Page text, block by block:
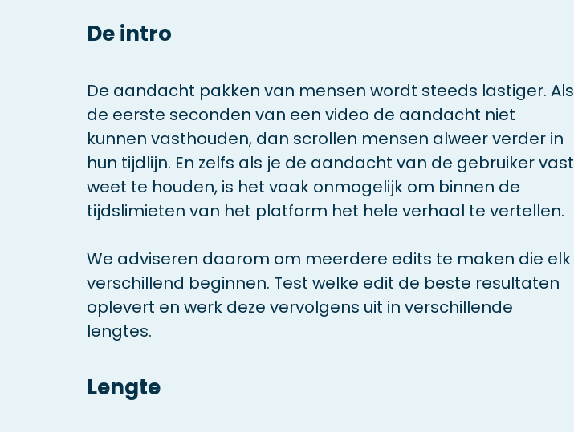
De intro
De aandacht pakken van mensen wordt steeds lastiger. Als
de eerste seconden van een video de aandacht niet
kunnen vasthouden, dan scrollen mensen alweer verder in
hun tijdlijn. En zelfs als je de aandacht van de gebruiker vast
weet te houden, is het vaak onmogelijk om binnen de
tijdslimieten van het platform het hele verhaal te vertellen.
We adviseren daarom om meerdere edits te maken die elk
verschillend beginnen. Test welke edit de beste resultaten
oplevert en werk deze vervolgens uit in verschillende
lengtes.
Lengte